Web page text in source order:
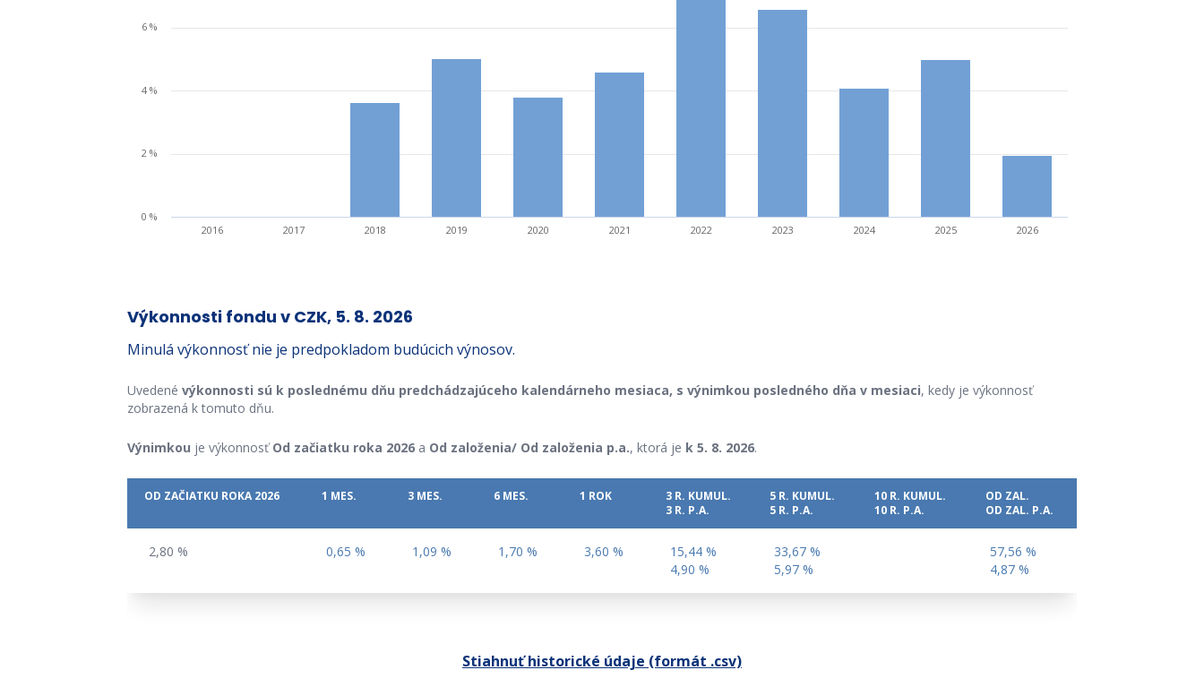
2016 2017 2018 2019 2020 2021 2022 2023 2024 2025 2026
0 %
2 %
4 %
6 %
Výkonnosti fondu v CZK, 5. 8. 2026
Minulá výkonnosť nie je predpokladom budúcich výnosov.
Uvedené výkonnosti sú k poslednému dňu predchádzajúceho kalendárneho mesiaca, s výnimkou posledného dňa v mesiaci, kedy je výkonnosť
zobrazená k tomuto dňu.
Výnimkou je výkonnosť Od začiatku roka 2026 a Od založenia/ Od založenia p.a., ktorá je k 5. 8. 2026.
OD ZAČIATKU ROKA 2026 1 MES. 3 MES. 6 MES. 1 ROK
3 R. KUMUL.
3 R. P.A.
5 R. KUMUL.
5 R. P.A.
10 R. KUMUL.
10 R. P.A.
OD ZAL.
OD ZAL. P.A.
2,80 % 0,65 % 1,09 % 1,70 % 3,60 %
15,44 %
4,90 %
33,67 %
5,97 %
57,56 %
4,87 %
Stiahnuť historické údaje (formát .csv)